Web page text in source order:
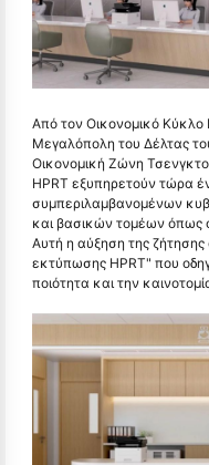
Από τον Οικονομικό Κύκλο
Μεγαλόπολη του Δέλτας
Οικονομική Ζώνη
HPRT εξυπηρετούν τώρα
συμπεριλαμβανομένων
και βασικών τομέων όπως
Αυτή η αύξηση της ζήτησης
εκτύπωσης HPRT" που
ποιότητα και την